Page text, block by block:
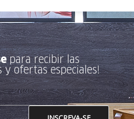
para recibir las
y ofertas especiales!